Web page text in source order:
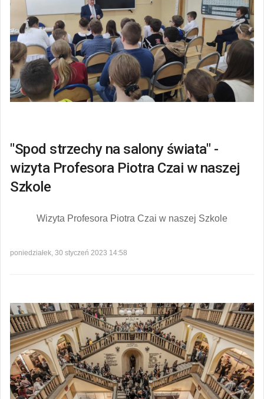
"Spod strzechy na salony świata" -
wizyta Profesora Piotra Czai w naszej
Szkole
Wizyta Profesora Piotra Czai w naszej Szkole
poniedziałek, 30 styczeń 2023 14:58